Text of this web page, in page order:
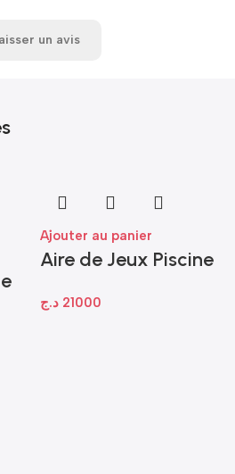
un avis
Ajouter au panier
Aire de Jeux Piscine
(57161NP) – 244 x
21000 د.ج